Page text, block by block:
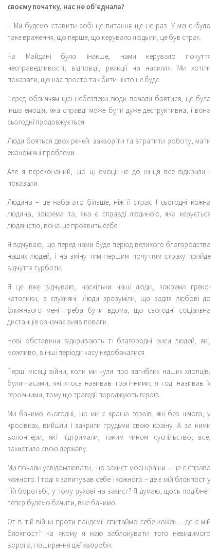
своєму початку, нас не об’єднала?
– Ми будемо ставити собі це питання ще не раз. У мене було
таке враження, що перше, що керувало людьми, це був страх.
На Майдані було інакше, нами керувало почуття
несправедливості, відповіді, реакції на насилля. Ми хотіли
показати, що нас просто так бити ніхто не буде.
Перед обличчям цієї небезпеки люди почали боятися, це була
інша емоція, яка справді може бути дуже деструктивна, і вона
сьогодні продовжується.
Люди бояться двох речей: захворіти та втратити роботу, мати
економічні проблеми.
Але я переконаний, що ці емоції не до кінця все відкрили і
показали.
Людина – це набагато більше, ніж її страх. І сьогодні кожна
людина, зокрема та, яка є справді людиною, яка керується
людяністю, вона ще проявить себе.
Я відчуваю, що перед нами буде період великого благородства
наших людей, і на зміну тим першим почуттям страху прийде
відчуття турботи.
Я це вже відчуваю, наскільки наші люди, зокрема греко-
католики, є слухняні. Люди зрозуміли, що задля любові до
ближнього мені треба бути вдома, що сьогодні соціальна
дистанція означає вияв поваги.
Нові обставини відкривають ті благородні риси людей, які,
можливо, в інші періоди часу недобачалися.
Перші місяці війни, коли ми чули про загиблих наших хлопців,
були часами, які хтось називав трагічними, я тоді називав їх
героїчними, тому що трагедії породжують героїв.
Ми бачимо сьогодні, що ми є країна героїв, які без нічого, у
кросівках, вийшли і закрили грудьми свою країну. А за ними
волонтери, які підтримали, таким чином суспільство, все,
захистило свою державу.
Ми почали усвідомлювати, що захист моєї країни – це є справа
кожного. І тоді я запитував себе і кожного – де є мій блокпост у
тій боротьбі, у тому рухові на захист? Я думаю, щось подібне і
тепер будемо бачити, вже бачимо.
От в тій війни проти пандемії спитаймо себе кожен – де є мій
блокпост? На якому я маю заблокувати того невидимого
ворога, поширення цієї хвороби.